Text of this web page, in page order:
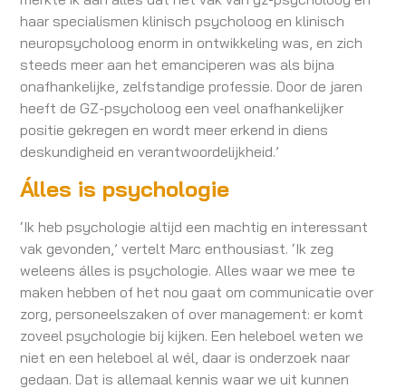
haar specialismen klinisch psycholoog en klinisch
neuropsycholoog enorm in ontwikkeling was, en zich
steeds meer aan het emanciperen was als bijna
onafhankelijke, zelfstandige professie. Door de jaren
heeft de GZ-psycholoog een veel onafhankelijker
positie gekregen en wordt meer erkend in diens
deskundigheid en verantwoordelijkheid.’
Álles is psychologie
‘Ik heb psychologie altijd een machtig en interessant
vak gevonden,’ vertelt Marc enthousiast. ‘Ik zeg
weleens álles is psychologie. Alles waar we mee te
maken hebben of het nou gaat om communicatie over
zorg, personeelszaken of over management: er komt
zoveel psychologie bij kijken. Een heleboel weten we
niet en een heleboel al wél, daar is onderzoek naar
gedaan. Dat is allemaal kennis waar we uit kunnen